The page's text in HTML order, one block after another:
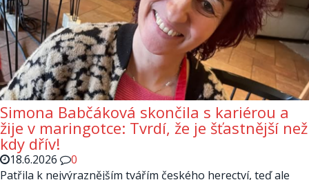
Simona Babčáková skončila s kariérou a
žije v maringotce: Tvrdí, že je šťastnější než
kdy dřív!
18.6.2026
0
Patřila k nejvýraznějším tvářím českého herectví, teď ale